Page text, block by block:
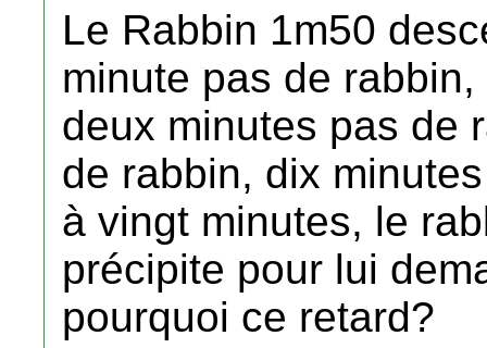
Le Rabbin 1m50
minute pas de rabbin,
deux minutes pas de
de rabbin, dix
à vingt minutes, le
précipite pour lui
pourquoi ce retard?